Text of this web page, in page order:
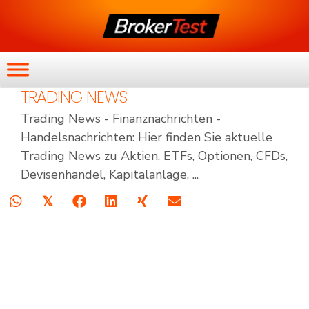
TRADING NEWS
Trading News - Finanznachrichten -
Handelsnachrichten: Hier finden Sie aktuelle
Trading News zu Aktien, ETFs, Optionen, CFDs,
Devisenhandel, Kapitalanlage, ...
𝕏